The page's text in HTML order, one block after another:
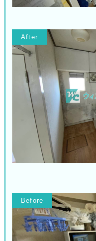
After
Before